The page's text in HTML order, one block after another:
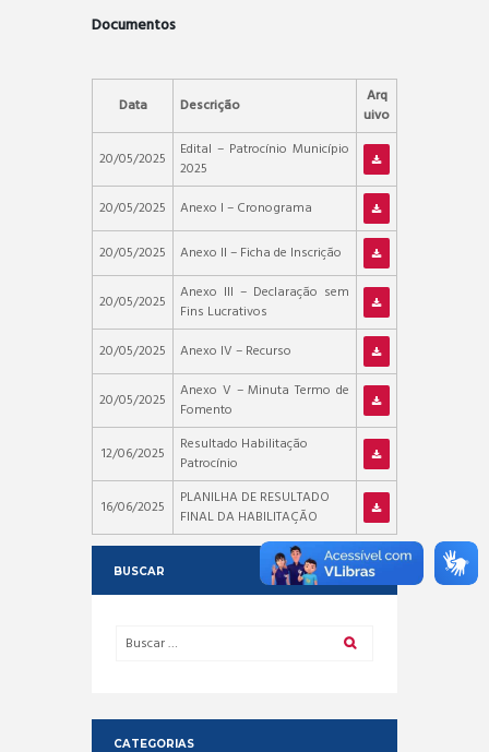
Documentos
Data Descrição
Arq
uivo
20/05/2025
Edital – Patrocínio Município
2025
20/05/2025
Anexo I – Cronograma
20/05/2025 Anexo II – Ficha de Inscrição
20/05/2025
Anexo III – Declaração sem
Fins Lucrativos
20/05/2025
Anexo IV – Recurso
20/05/2025
Anexo V – Minuta Termo de
Fomento
12/06/2025
Resultado Habilitação
Patrocínio
16/06/2025
PLANILHA DE RESULTADO
FINAL DA HABILITAÇÃO
BUSCAR
CATEGORIAS